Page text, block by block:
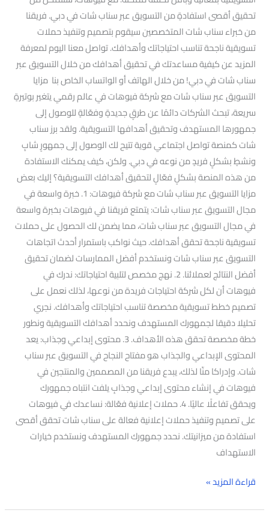
تحقيق أقصى استفادةٍ من التسويق عبر سناب شات في دبي. فريقنا
من خبراء سناب شات المتخصصين سيقوم بتصميم وتنفيذ حملات
تسويقية ناجحة تناسب احتياجاتك وأهدافك. تواصل معنا اليوم لمعرفة
المزيد عن كيفية مساعدتك في تحقيق أهدافك من خلال التسويق عبر
سناب شات في دبي! من خلال الهاتف أو الواتساب الخاص بنا مزايا
التسويق عبر سناب شات مع شركة فيوهات في عالم رقمي يتغير بوتيرةٍ
سريعة، تبحث الشركات دائمًا عن طرقٍ جديدةٍ وفعّالةٍ للوصول إلى
جمهورها المستهدف وتحقيق أهدافها التسويقية. ولقد برز سناب
شات كمنصة تواصل اجتماعي قوية تتيح لك الوصول إلى جمهورٍ شابٍ
ونشطٍ بشكلٍ فريدٍ من نوعه في دبي. ولكن، كيف يمكنك الاستفادة
من هذه المنصة بشكلٍ فعّالٍ لتحقيق أهدافك التسويقية؟ إليك بعض
مزايا التسويق عبر سناب شات مع شركة فيوهات: 1. خبرة واسعة في
مجال التسويق عبر سناب شات: يتمتع فريقنا في فيوهات بخبرة واسعة
في مجال التسويق عبر سناب شات، مما يضمن لك الحصول على حملات
تسويقية ناجحة تحقق أهدافك. حيث نواكب باستمرار أحدث اتجاهات
التسويق عبر سناب شات ونستخدم أفضل الممارسات لضمان تحقيق
أفضل النتائج لعملائنا. 2. نهج مخصص لتلبية احتياجاتك: ندرك في
فيوهات أن لكل شركة احتياجات فريدة من نوعها، لذلك نعمل على
تصميم خطط تسويقية مخصصة تناسب احتياجاتك وأهدافك. نجري
تحليلا دقيقا لجمهورك المستهدف ونحدد أهدافك التسويقية ونطور
خطة مخصصة تحقق هذه الأهداف. 3. محتوى إبداعي وجذاب: يعد
المحتوى الإبداعي والجذاب هو مفتاح النجاح في التسويق عبر سناب
شات. وإدراكا منّا لذلك، يبدع فريقنا من المصممين والمنتجين في
فيوهات في إنشاء محتوى إبداعي وجذابٍ يلفت انتباه جمهورك
ويحقق تفاعلًا عاليًا. 4. حملات إعلانية فعّالة: نساعدك في فيوهات
على تصميم وتنفيذ حملات إعلانية فعالة على سناب شات تحقق أقصى
استفادة من ميزانيتك. نحدد جمهورك المستهدف ونستخدم خيارات
الاستهداف
قراءة المزيد »